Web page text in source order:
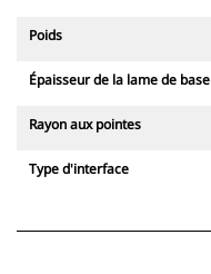
Poids
Épaisseur de la lame de base
Rayon aux pointes
Type d'interface